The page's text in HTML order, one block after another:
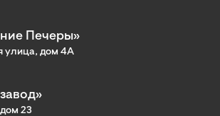
Печеры»
улица, дом 4А
23